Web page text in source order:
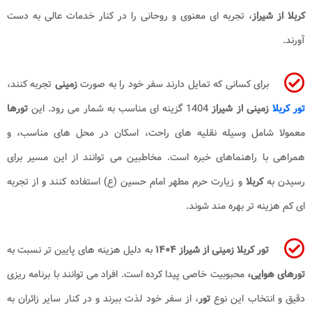
کربلا از شیراز، تجربه ای معنوی و روحانی را در کنار خدمات عالی به دست
آورند.
برای کسانی که تمایل دارند سفر خود را به صورتزمینی تجربه کنند،
تور کربلا زمینی از شیراز1404 گزینه ای مناسب به شمار می رود. این
تورها
معمولا شامل وسیله نقلیه های راحت، اسکان در محل های مناسب، و
همراهی با راهنماهای خبره است. مخاطبین می توانند از این مسیر برای
رسیدن بهکربلاو زیارت حرم مطهر امام حسین (ع) استفاده کنند و از تجربه
ای کم هزینه تر بهره مند شوند.
تور کربلا زمینی از شیراز۱۴۰۴ به دلیل هزینه های پایین تر نسبت به
تورهای هوایی، محبوبیت خاصی پیدا کرده است. افراد می توانند با برنامه ریزی
دقیق و انتخاب این نوع تور، از سفر خود لذت ببرند و در کنار سایر زائران به